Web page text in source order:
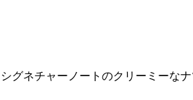
ネチャーノートのクリーミーな